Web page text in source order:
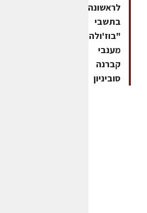
לראשונה
בתשבי
"בוז'ולה"
מענבי
קברנה
סוביניון